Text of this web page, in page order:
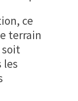
ce
terrain
soit
les